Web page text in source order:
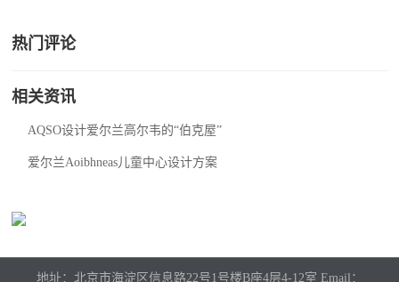
热门评论
相关资讯
AQSO设计爱尔兰高尔韦的“伯克屋”
爱尔兰Aoibhneas儿童中心设计方案
地址：北京市海淀区信息路22号1号楼B座4层4-12室 Email：